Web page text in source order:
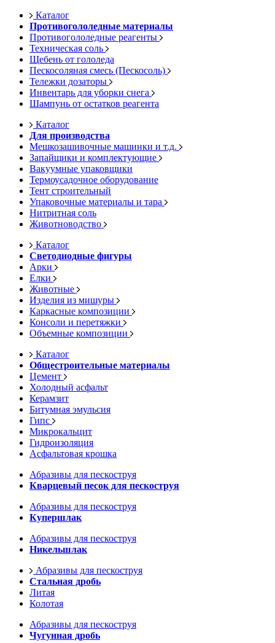
Каталог
Противогололедные материалы
Противогололедные реагенты
Техническая соль
Щебень от гололеда
Пескосоляная смесь (Пескосоль)
Тележки дозаторы
Инвентарь для уборки снега
Шампунь от остатков реагента
Каталог
Для производства
Мешкозашивочные машинки и т.д.
Запайщики и комплектующие
Вакуумные упаковщики
Термоусадочное оборудование
Тент строительный
Упаковочные материалы и тара
Нитритная соль
Животноводство
Каталог
Светодиодные фигуры
Арки
Елки
Животные
Изделия из мишуры
Каркасные композиции
Консоли и перетяжки
Объемные композиции
Каталог
Общестроительные материалы
Цемент
Холодный асфальт
Керамзит
Битумная эмульсия
Гипс
Микрокальцит
Гидроизоляция
Асфальтовая крошка
Абразивы для пескоструя
Кварцевый песок для пескоструя
Абразивы для пескоструя
Купершлак
Абразивы для пескоструя
Никельшлак
Абразивы для пескоструя
Стальная дробь
Литая
Колотая
Абразивы для пескоструя
Чугунная дробь